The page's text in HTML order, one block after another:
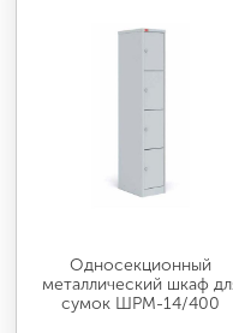
Односекционный
металлический шкаф
сумок ШРМ-14/400